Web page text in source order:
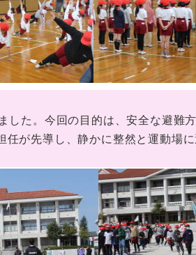
た。今回の目的は、安全な避難
が先導し、静かに整然と運動場